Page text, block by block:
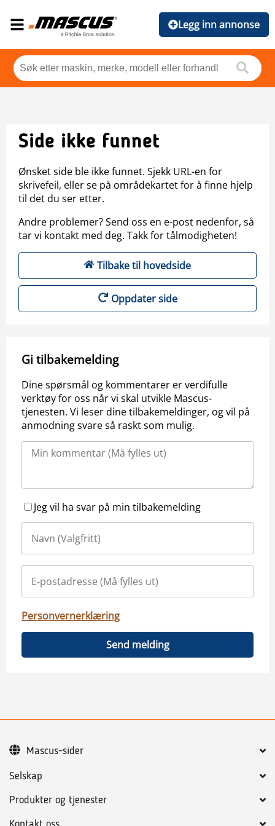
Legg inn annonse
Side ikke funnet
Ønsket side ble ikke funnet. Sjekk URL-en for
skrivefeil, eller se på områdekartet for å finne hjelp
til det du ser etter.
Andre problemer? Send oss en e-post nedenfor, så
tar vi kontakt med deg. Takk for tålmodigheten!
Tilbake til hovedside
Oppdater side
Gi tilbakemelding
Dine spørsmål og kommentarer er verdifulle
verktøy for oss når vi skal utvikle Mascus-
tjenesten. Vi leser dine tilbakemeldinger, og vil på
anmodning svare så raskt som mulig.
Jeg vil ha svar på min tilbakemelding
Personvernerklæring
Send melding
Selskap
Produkter og tjenester
Mascus-sider